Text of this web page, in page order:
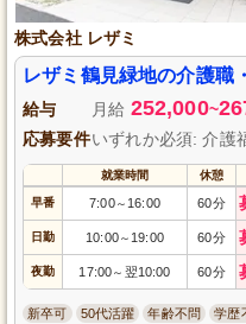
株式会社 レザミ
レザミ鶴見緑地の介護職
給与 月給 252,000~
応募要件いずれか必須: 介護
就業時間 休憩
早番 7:00～ 16:00 60分
日勤 10:00～ 19:00 60分
夜勤 17:00～ 翌10:00 60分
新卒可 50代活躍 年齢不問 学歴